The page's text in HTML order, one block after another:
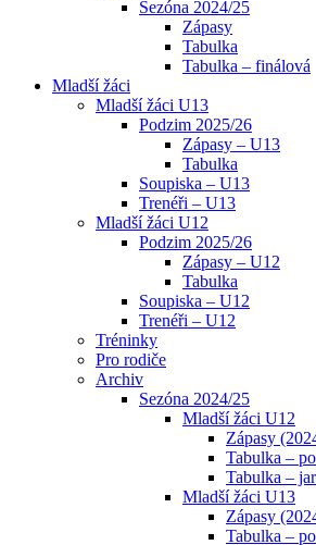
Sezóna 2024/25
Zápasy
Tabulka
Tabulka – finálová
Mladší žáci
Mladší žáci U13
Podzim 2025/26
Zápasy – U13
Tabulka
Soupiska – U13
Trenéři – U13
Mladší žáci U12
Podzim 2025/26
Zápasy – U12
Tabulka
Soupiska – U12
Trenéři – U12
Tréninky
Pro rodiče
Archiv
Sezóna 2024/25
Mladší žáci U12
Zápasy
Tabulka –
Tabulka –
Mladší žáci U13
Zápasy
Tabulka –